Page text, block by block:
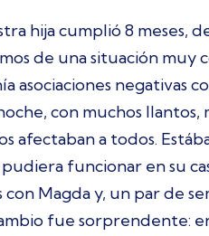
hija cumplió 8 meses,
de una situación muy
asociaciones negativas
con muchos
afectaban a todos.
funcionar en su
Magda y, un par de
fue sorprendente: